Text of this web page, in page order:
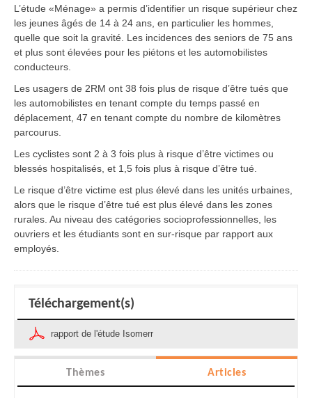
L’étude «Ménage» a permis d’identifier un risque supérieur chez
les jeunes âgés de 14 à 24 ans, en particulier les hommes,
quelle que soit la gravité. Les incidences des seniors de 75 ans
et plus sont élevées pour les piétons et les automobilistes
conducteurs.
Les usagers de 2RM ont 38 fois plus de risque d’être tués que
les automobilistes en tenant compte du temps passé en
déplacement, 47 en tenant compte du nombre de kilomètres
parcourus.
Les cyclistes sont 2 à 3 fois plus à risque d’être victimes ou
blessés hospitalisés, et 1,5 fois plus à risque d’être tué.
Le risque d’être victime est plus élevé dans les unités urbaines,
alors que le risque d’être tué est plus élevé dans les zones
rurales. Au niveau des catégories socioprofessionnelles, les
ouvriers et les étudiants sont en sur-risque par rapport aux
employés.
Téléchargement(s)
rapport de l'étude Isomerr
Thèmes Articles